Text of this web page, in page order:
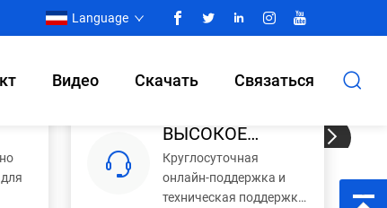
Language
Видео Скачать Связаться
ВЫСОКОЕ
КАЧЕСТВО
ПОСЛЕ
Круглосуточная
онлайн-поддержка и
техническая поддержка